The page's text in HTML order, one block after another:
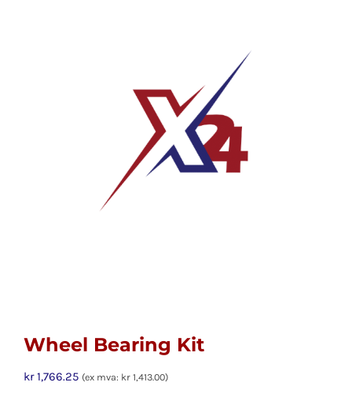
Wheel Bearing Kit
kr1,766.25 (ex mva: kr 1,413.00)